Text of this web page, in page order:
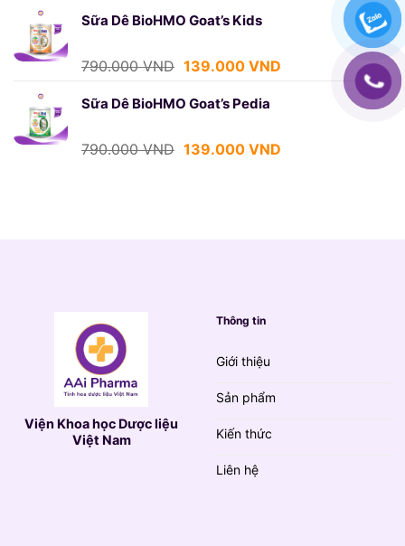
là:
139.000 VND.
Sữa Dê BioHMO Goat’s Kids
790.000VND Giá
là:
139.000 VNDGiá
Sữa Dê BioHMO Goat’s Pedia
790.000VND Giá
139.000 VNDGiá
Viện Khoa học Dược liệu
Việt Nam
Thông tin
Giới thiệu
Sản phẩm
Kiến thức
Liên hệ